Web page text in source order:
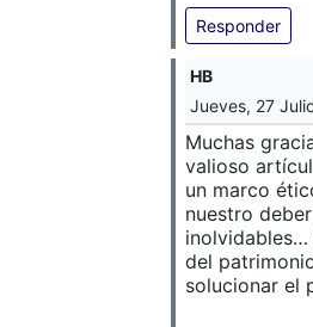
Responder
HB
Jueves, 27
Muchas
valioso
un marco
nuestro
inolvidables…
del
solucionar el